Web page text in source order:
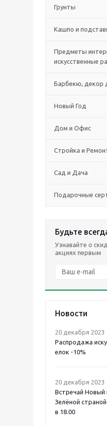
Грунты
Кашпо и
Предметы
искусственные
Барбекю, декор
Новый Год
Дом и Офис
Стройка и
Сад и Дача
Подарочные
Будьте
Узнавайте о
акциях первым
Новости
20 декабря 2023
Распродажа
елок -10%
20 декабря 2023
Встречай Новый
Зелёной
в 18.00